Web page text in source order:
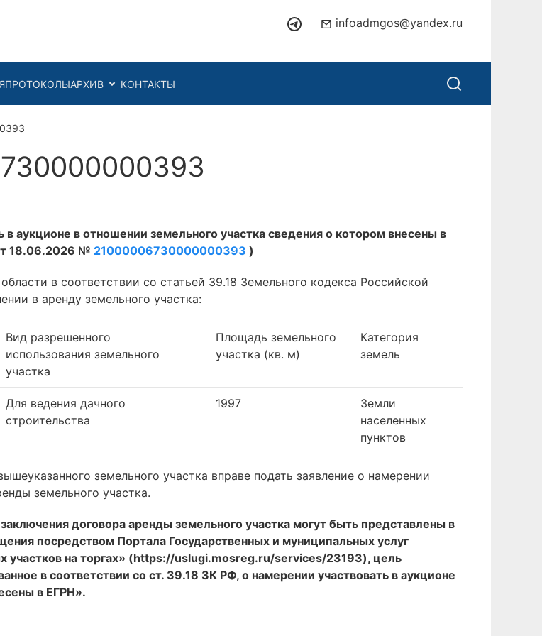
infoadmgos@yandex.ru
ПРОТОКОЛЫАРХИВ КОНТАКТЫ
аукционе в отношении земельного участка сведения о котором внесены в
18.06.2026 № 21000006730000000393 )
в соответствии со статьей 39.18 Земельного кодекса Российской
в аренду земельного участка:
Вид разрешенного
использования земельного
участка
Площадь земельного
участка (кв. м)
Категория
земель
Для ведения дачного
строительства
1997
Земли
населенных
пунктов
земельного участка вправе подать заявление о намерении
земельного участка.
договора аренды земельного участка могут быть представлены в
посредством Портала Государственных и муниципальных услуг
участков на торгах» (https://uslugi.mosreg.ru/services/23193), цель
в соответствии со ст. 39.18 ЗК РФ, о намерении участвовать в аукционе
в ЕГРН».